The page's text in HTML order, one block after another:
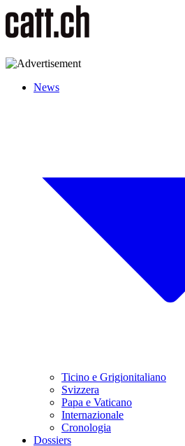
News
Ticino e Grigionitaliano
Svizzera
Papa e Vaticano
Internazionale
Cronologia
Dossiers